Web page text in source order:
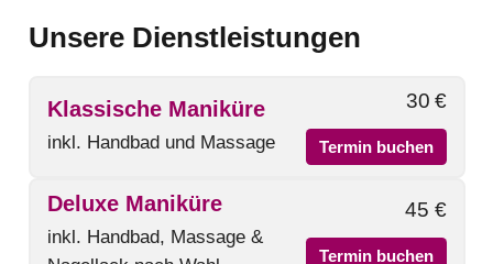
Unsere Dienstleistungen
Klassische Maniküre
inkl. Handbad und Massage
30 €
Termin buchen
Deluxe Maniküre
inkl. Handbad, Massage &
45 €
Termin buchen